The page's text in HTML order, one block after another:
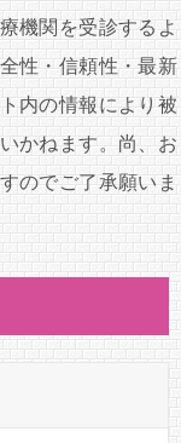
機関を受診するよ
性・信頼性・最新
内の情報により被
かねます。尚、お
のでご了承願いま